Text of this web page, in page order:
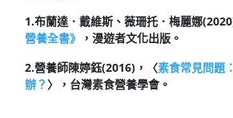
1.布蘭達．戴維斯、薇珊托．梅麗娜
營養全書》
，漫遊者文化出版。
2.營養師陳婷鈺(2016)，〈素食常見問題
辦？〉，台灣素食營養學會。